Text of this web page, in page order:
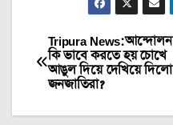
Post
navigation
Tripura News:আন্দোলন
কি ভাবে করতে হয় চোখে
আঙুল দিয়ে দেখিয়ে দিলো
জনজাতিরা?